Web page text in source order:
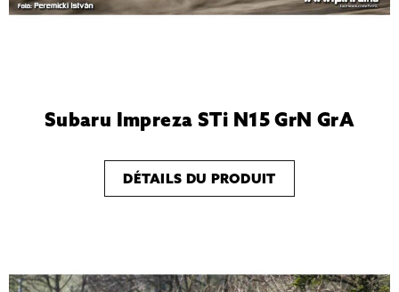
Subaru Impreza STi N15 GrN GrA
DÉTAILS DU PRODUIT